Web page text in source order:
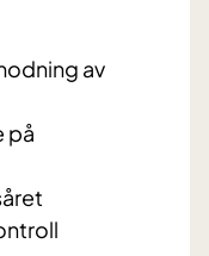
av
på